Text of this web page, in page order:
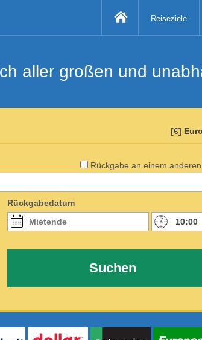
Reiseziele
aller großen und
Rückgabe an einem
Rückgabedatum
Suchen